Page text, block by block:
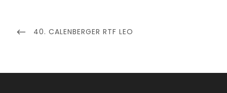
PREVIOUS
40. CALENBERGER RTF LEO